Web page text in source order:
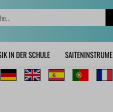
IN DER SCHULE